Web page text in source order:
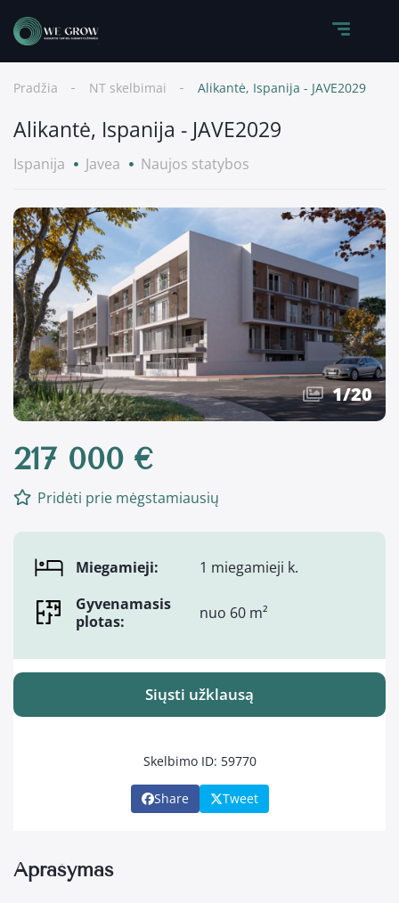
Pradžia NT skelbimai Alikantė, Ispanija - JAVE2029
Alikantė, Ispanija - JAVE2029
Ispanija Javea Naujos statybos
1/20
217 000 €
Pridėti prie mėgstamiausių
Miegamieji:
1 miegamieji k.
Gyvenamasis
plotas:
nuo 60 m²
Siųsti užklausą
Skelbimo ID: 59770
Share Tweet
Aprašymas